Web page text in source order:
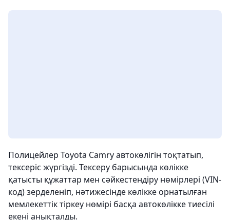
Полицейлер Toyota Camry автокөлігін тоқтатып,
тексеріс жүргізді. Тексеру барысында көлікке
қатысты құжаттар мен сәйкестендіру нөмірлері (VIN-
код) зерделеніп, нәтижесінде көлікке орнатылған
мемлекеттік тіркеу нөмірі басқа автокөлікке тиесілі
екені анықталды.